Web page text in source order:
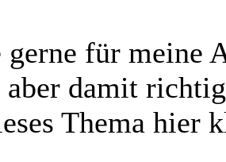
für meine
damit
Thema hier